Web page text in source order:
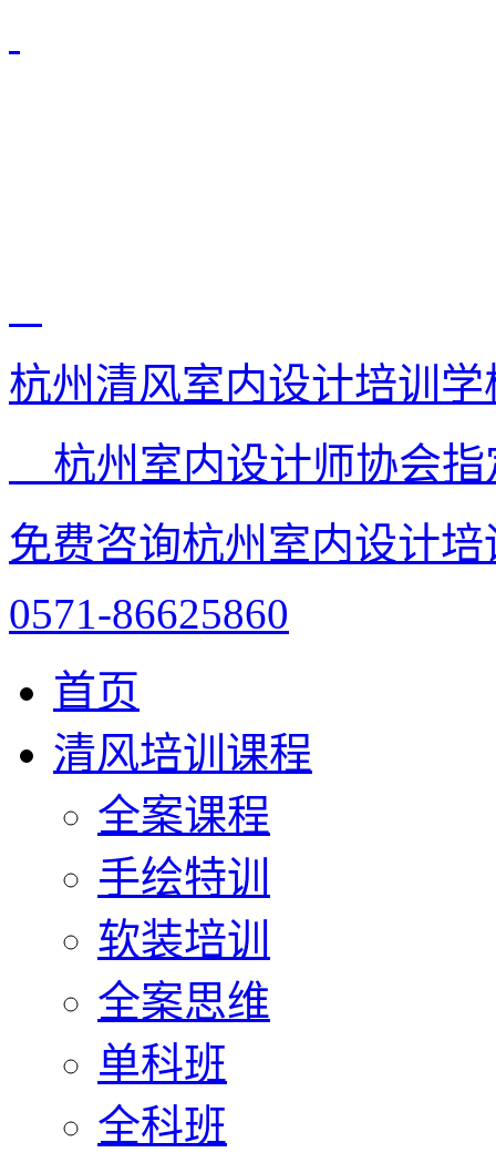
杭州清风室内设计培训学
杭州室内设计师协会
免费咨询杭州室内设计
0571-86625860
首页
清风培训课程
全案课程
手绘特训
软装培训
全案思维
单科班
全科班